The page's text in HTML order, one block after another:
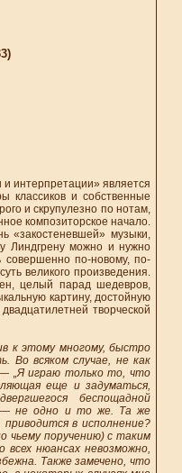
интерпретации» является
и собственные
и скрупулезно по нотам,
композиторское начало.
«закостеневшей» музыки,
Линдгрену можно и нужно
совершенно по-новому, по-
великого произведения.
целый парад шедевров,
картину, достойную
творческой
к этому многому, быстро
Во всяком случае, не как
„Я играю только то, что
еще и задуматься,
беспощадной
— не одно и то же. Та же
в исполнение?
чьему поручению) с таким
нюансах невозможно,
Также замечено, что